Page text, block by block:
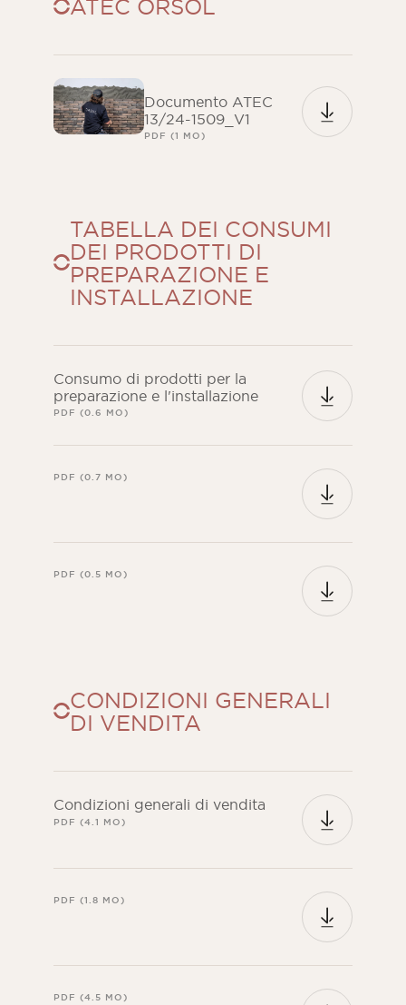
ATEC ORSOL
Documento ATEC
13/24-1509_V1
PDF (1 MO)
TABELLA DEI CONSUMI
DEI PRODOTTI DI
PREPARAZIONE E
INSTALLAZIONE
Consumo di prodotti per la
preparazione e l'installazione
PDF (0.6 MO)
PDF (0.7 MO)
PDF (0.5 MO)
CONDIZIONI GENERALI
DI VENDITA
Condizioni generali di vendita
PDF (4.1 MO)
PDF (1.8 MO)
PDF (4.5 MO)